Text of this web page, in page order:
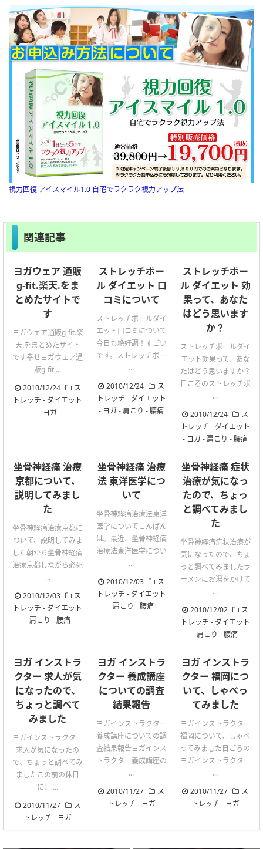
視力回復 アイスマイル1.0 自宅でラクラク視力アップ法
関連記事
ヨガウェア 通販
g-fit.楽天.をま
とめたサイトで
す
ヨガウェア通販g-fit.楽
天.をまとめたサイト
です幸せヨガウェア通
販g-fit ...
2010/12/24
ス
トレッチ - ダイエット
- ヨガ
ストレッチポー
ル ダイエット 口
コミについて
ストレッチポールダイ
エット口コミについて
今日も絶好調！すごい
です。ストレッチポー
...
2010/12/24
ス
トレッチ - ダイエット
- ヨガ-肩こり -腰痛
ストレッチポー
ル ダイエット 効
果って、あなた
はどう思います
か？
ストレッチポールダイ
エット効果って、あな
たはどう思いますか？
日ごろのストレッチポ
...
2010/12/24
ス
トレッチ - ダイエット
- ヨガ-肩こり -腰痛
坐骨神経痛 治療
京都について、
説明してみまし
た
坐骨神経痛治療京都に
ついて、説明してみま
した朝から坐骨神経痛
治療京都しながら必死
...
2010/12/03
ス
トレッチ - ダイエット
-肩こり -腰痛
坐骨神経痛 治療
法 東洋医学につ
いて
坐骨神経痛治療法東洋
医学についてこんばん
は。最近、坐骨神経痛
治療法東洋医学につい
...
2010/12/03
ス
トレッチ - ダイエット
-肩こり -腰痛
坐骨神経痛 症状
治療が気になっ
たので、ちょっ
と調べてみまし
た
坐骨神経痛症状治療が
気になったので、ちょ
っと調べてみましたラ
ーメンにお湯をかけて
...
2010/12/02
ス
トレッチ - ダイエット
-肩こり -腰痛
ヨガ インストラ
クター 求人が気
になったので、
ちょっと調べて
みました
ヨガインストラクター
求人が気になったの
で、ちょっと調べてみ
ましたこの前の休日
に、 ...
2010/11/27
ス
トレッチ - ヨガ
ヨガ インストラ
クター 養成講座
についての調査
結果報告
ヨガインストラクター
養成講座についての調
査結果報告ヨガインス
トラクター養成講座の
...
2010/11/27
ス
トレッチ - ヨガ
ヨガ インストラ
クター 福岡につ
いて、しゃべっ
てみました
ヨガインストラクター
福岡について、しゃべ
ってみました日ごろの
ヨガインストラクター
...
2010/11/27
ス
トレッチ - ヨガ